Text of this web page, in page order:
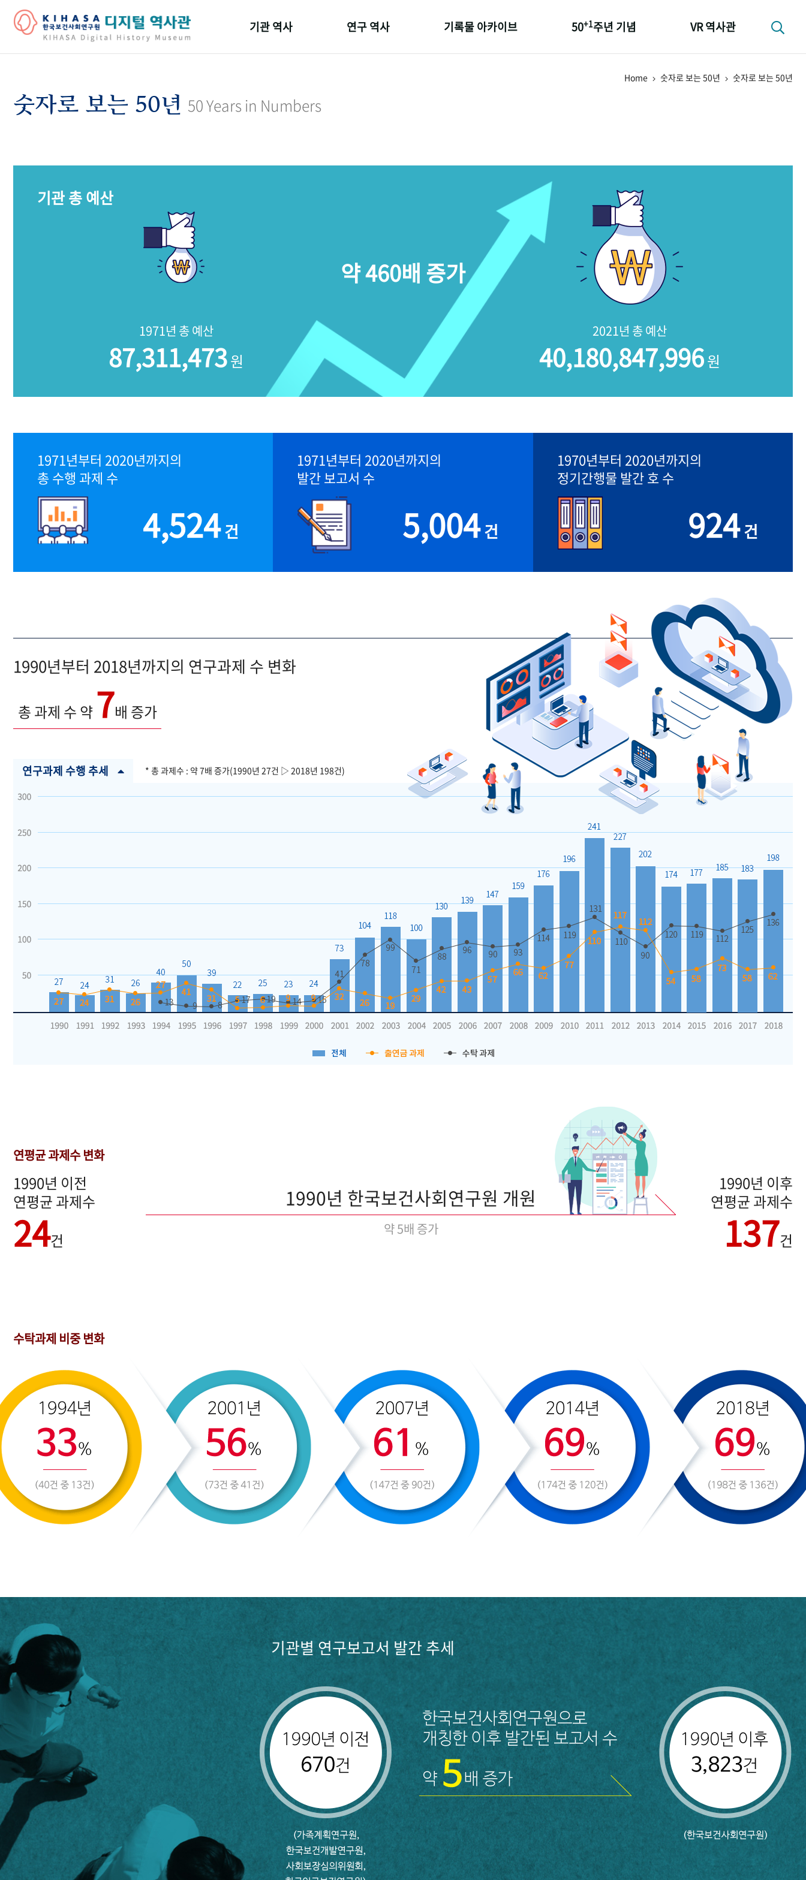
기관 역사 연구 역사 기록물 아카이브 50+1주년 기념 VR 역사관
Home 숫자로 보는 50년 숫자로 보는 50년
숫자로 보는 50년 50 Years in Numbers
기관 총 예산
1971년 총 예산
87,311,473원
2021년 총 예산
40,180,847,996원
약 460배 증가
1971년부터 2020년까지의
총 수행 과제 수
4,524건
1971년부터 2020년까지의
발간 보고서 수
5,004건
1970년부터 2020년까지의
정기간행물 발간 호 수
924건
1990년부터 2018년까지의 연구과제 수 변화
총 과제 수 약7배 증가
연구과제 수행 추세 * 총 과제수 : 약 7배 증가(1990년 27건 ▷ 2018년 198건)
연평균 과제수 변화
1990년 이전
연평균 과제수
24건
1990년 한국보건사회연구원 개원
약 5배 증가
1990년 이후
연평균 과제수
137건
수탁과제 비중 변화
기관별 연구보고서 발간 추세